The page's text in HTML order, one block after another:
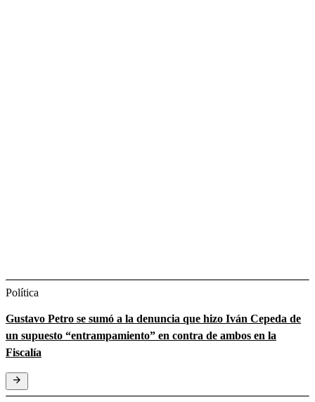
Política
Gustavo Petro se sumó a la denuncia que hizo Iván Cepeda de
un supuesto “entrampamiento” en contra de ambos en la
Fiscalía